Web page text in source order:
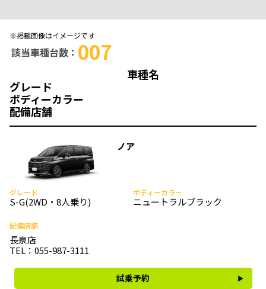
※掲載画像はイメージです
該当車種台数： 007
車種名
グレード
ボディーカラー
配備店舗
ノア
グレード
S-G(2WD・8人乗り)
ボディーカラー
ニュートラルブラック
配備店舗
長泉店
TEL：055-987-3111
試乗予約